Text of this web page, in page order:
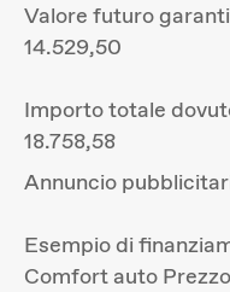
Valore futuro
14.529,50
Importo totale
18.758,58
Annuncio
Esempio di
Comfort auto